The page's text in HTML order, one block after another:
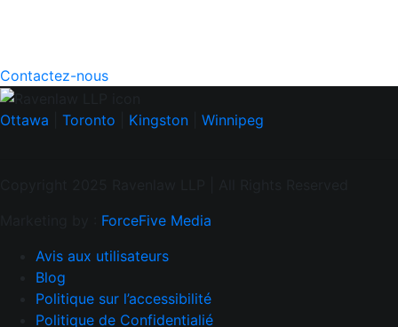
Contactez-nous
Ottawa Toronto Kingston Winnipeg
ForceFive Media
Avis aux utilisateurs
Blog
Politique sur l’accessibilité
Politique de Confidentialié